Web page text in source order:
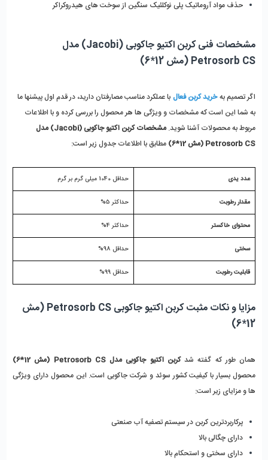
حذف مواد آروماتیک پلی نوکلئیک سنگین از سوخت های هیدروکراکر
Petrosorb CS (مش 12*6)
اگر تصمیم به خرید کربن فعال
مربوط به محصولات آشنا شوید.
Petrosorb CS (مش 12*6)
مطابق با اطلاعات جدول زیر است:
عدد یدی حداقل 1040 میلی گرم بر گرم
مقدار رطوبت حداکثر 5%
محتوای خاکستر حداکثر 4%
سختی حداقل 98%
قابلیت رطوبت حداقل 99%
12*6)
همان طور که گفته شد کربن اکتیو جاکوبی مدل Petrosorb CS (مش 12*6)
ها و مزایای زیر است:
پرکاربردترین کربن در سیستم تصفیه آب صنعتی
دارای چگالی بالا
دارای سختی و استحکام بالا